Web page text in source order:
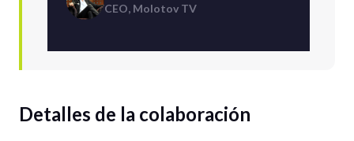
CEO, Molotov TV
Detalles de la colaboración